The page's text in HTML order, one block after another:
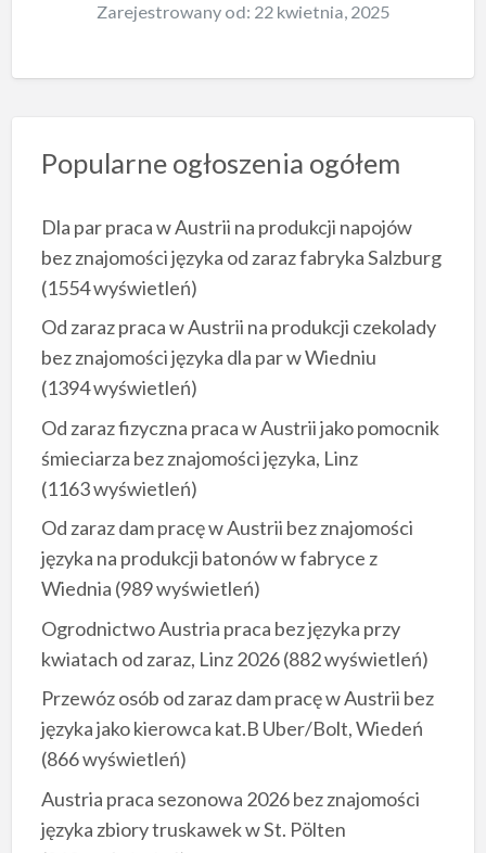
Zarejestrowany od: 22 kwietnia, 2025
Popularne ogłoszenia ogółem
Dla par praca w Austrii na produkcji napojów
bez znajomości języka od zaraz fabryka Salzburg
(1554 wyświetleń)
Od zaraz praca w Austrii na produkcji czekolady
bez znajomości języka dla par w Wiedniu
(1394 wyświetleń)
Od zaraz fizyczna praca w Austrii jako pomocnik
śmieciarza bez znajomości języka, Linz
(1163 wyświetleń)
Od zaraz dam pracę w Austrii bez znajomości
języka na produkcji batonów w fabryce z
Wiednia (989 wyświetleń)
Ogrodnictwo Austria praca bez języka przy
kwiatach od zaraz, Linz 2026(882 wyświetleń)
Przewóz osób od zaraz dam pracę w Austrii bez
języka jako kierowca kat.B Uber/Bolt, Wiedeń
(866 wyświetleń)
Austria praca sezonowa 2026 bez znajomości
języka zbiory truskawek w St. Pölten